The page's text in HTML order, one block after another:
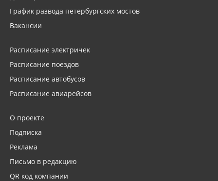
График развода петербургских мостов
Вакансии
Расписание электричек
Расписание поездов
Расписание автобусов
Расписание авиарейсов
О проекте
Подписка
Реклама
Письмо в редакцию
QR код компании